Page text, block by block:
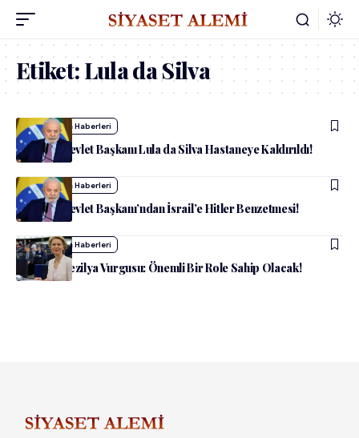
Etiket:Lula da Silva
admin Dünya Haberleri
Brezilya Devlet Başkanı Lula da Silva Hastaneye Kaldırıldı!
admin Dünya Haberleri
Brezilya Devlet Başkanı’ndan İsrail’e Hitler Benzetmesi!
admin Dünya Haberleri
AB’den Brezilya Vurgusu: Önemli Bir Role Sahip Olacak!